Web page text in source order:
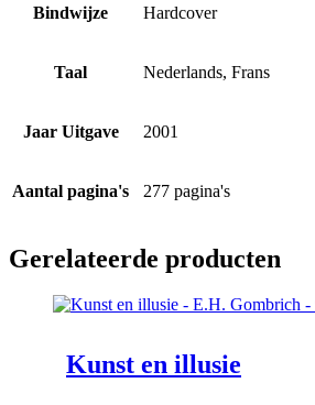
Bindwijze Hardcover
Taal Nederlands, Frans
Jaar Uitgave 2001
Aantal pagina's 277 pagina's
Gerelateerde producten
Kunst en illusie